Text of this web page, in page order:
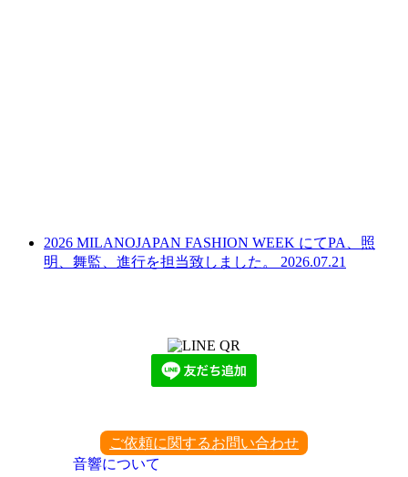
2026 MILANOJAPAN FASHION WEEK にてPA、照
明、舞監、進行を担当致しました。
2026.07.21
ご依頼に関するお問い合わせ
音響について